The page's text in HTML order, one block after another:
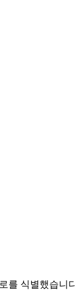
를 식별했습니